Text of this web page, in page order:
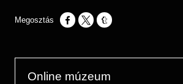
Opens in a new window
Opens in a new window
Opens in a new window
Online múzeum